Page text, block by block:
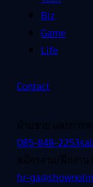
Biz
Game
Life
Contact
ฝ่ายขาย และการ
085-848-2253
สมัครงาน/ฝึกงา
hr-